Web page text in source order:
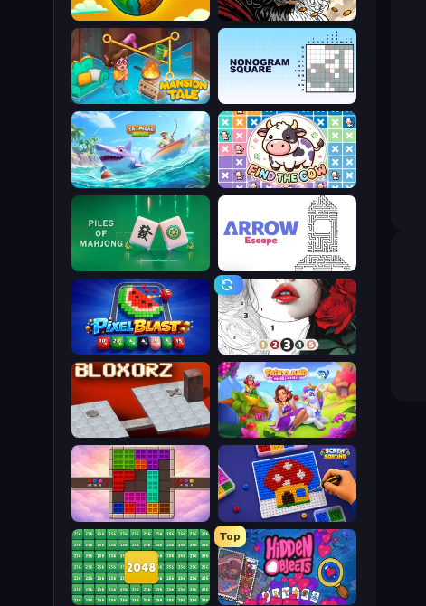
Color Tap: Coloring by Numbers
Land Explorers: Merge & Build
Nonogram Square
Mansion Tale: Merge Secrets
Find The Cow
Tropical Merge
Arrow Escape
Piles of Mahjong
Numicolor
Pixel Blast
Fairyland Merge & Magic
Bloxorz
Screw Sorting
Color Cube Puzzle
Top
Hidden Objects
2048 Merge Blocks